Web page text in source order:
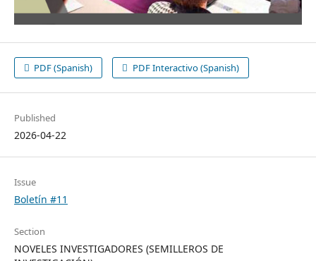
PDF (Spanish) PDF Interactivo (Spanish)
Published
2026-04-22
Issue
Boletín #11
Section
NOVELES INVESTIGADORES (SEMILLEROS DE